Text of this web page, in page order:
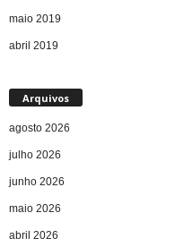
maio 2019
abril 2019
Arquivos
agosto 2026
julho 2026
junho 2026
maio 2026
abril 2026